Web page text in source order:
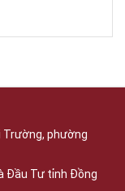
Trường, phường
Đầu Tư tỉnh Đồng